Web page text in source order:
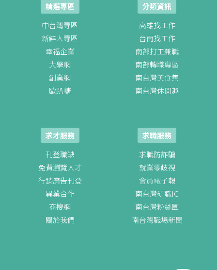
精選專區
中台灣專區
新鮮人專區
幸福企業
大學網
創業網
歐趴糖
分類資訊
高雄找工作
台南找工作
南部打工兼職
南部轉職專區
南台灣美食集
南台灣休閒趣
求才服務
刊登職缺
免費瀏覽人才
行銷廣告刊登
異業合作
商搜網
關於我們
求職服務
求職防詐騙
就業零歧視
會員電子報
南台灣研職IG
南台灣粉絲團
南台灣職場新聞